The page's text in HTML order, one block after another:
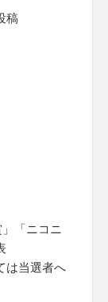
稿
「ニコニ
は当選者へ